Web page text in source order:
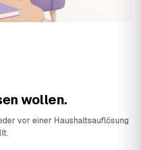
wollen.
vor einer Haushaltsauflösung